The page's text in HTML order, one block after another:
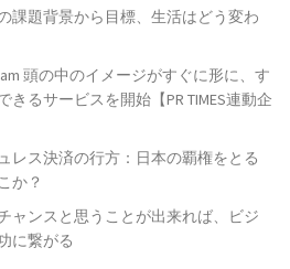
課題背景から目標、生活はどう変わ
頭の中のイメージがすぐに形に、す
きるサービスを開始【PR TIMES連動企
レス決済の行方：日本の覇権をとる
か？
ャンスと思うことが出来れば、ビジ
に繋がる